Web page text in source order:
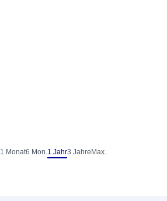
1 Monat6 Mon.1 Jahr3 Jahre Max.